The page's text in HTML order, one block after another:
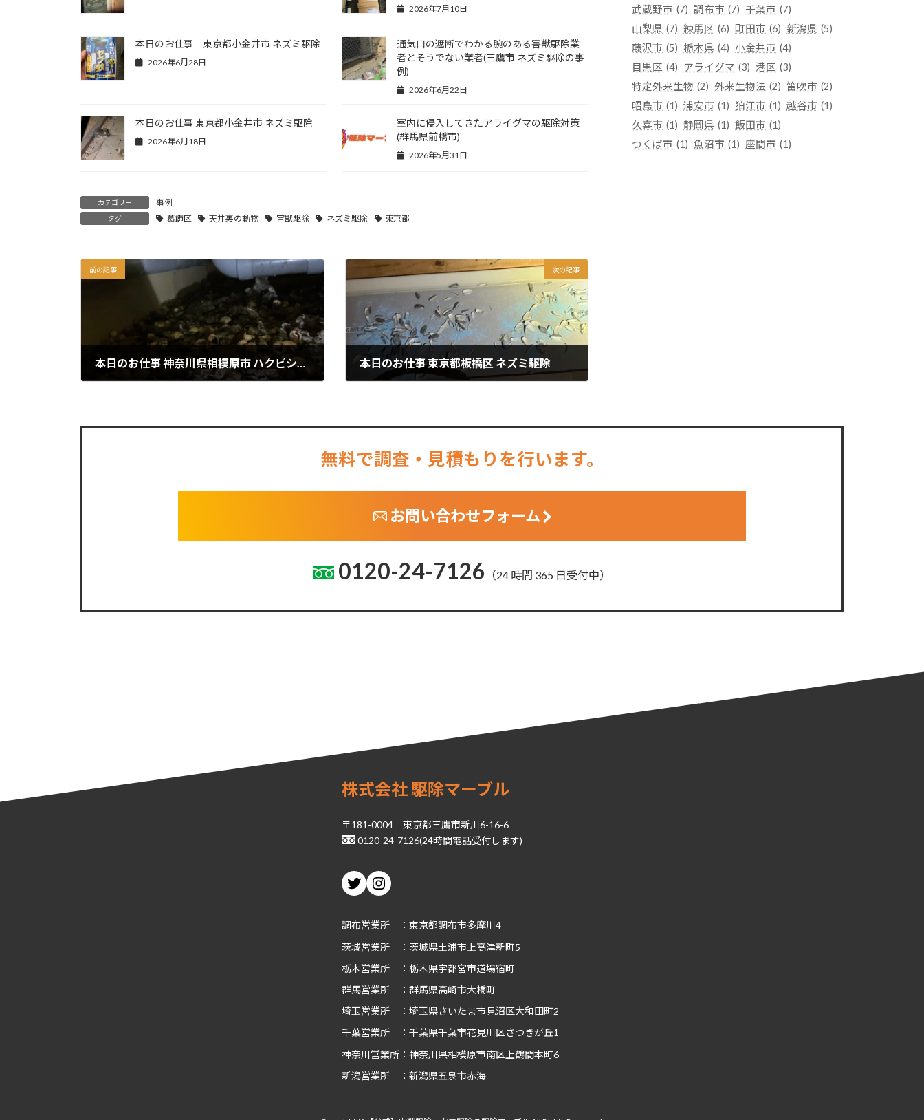
2026年7月10日
本日のお仕事 東京都小金井市 ネズミ駆除
2026年6月28日
通気口の遮断でわかる腕のある害獣駆除業
者とそうでない業者(三鷹市 ネズミ駆除の事
例)
2026年6月22日
本日のお仕事 東京都小金井市 ネズミ駆除
2026年6月18日
室内に侵入してきたアライグマの駆除対策
(群馬県前橋市)
2026年5月31日
カテゴリー 事例
タグ 葛飾区 天井裏の動物 害獣駆除 ネズミ駆除 東京都
前の記事
本日のお仕事 神奈川県相模原市 ハクビシン駆除
次の記事
本日のお仕事 東京都板橋区 ネズミ駆除
武蔵野市 (7) 調布市 (7) 千葉市 (7)
山梨県 (7) 練馬区 (6) 町田市 (6) 新潟県 (5)
藤沢市 (5) 栃木県 (4) 小金井市 (4)
目黒区 (4) アライグマ (3) 港区 (3)
特定外来生物 (2) 外来生物法 (2) 笛吹市 (2)
昭島市 (1) 浦安市 (1) 狛江市 (1) 越谷市 (1)
久喜市 (1) 静岡県 (1) 飯田市 (1)
つくば市 (1) 魚沼市 (1) 座間市 (1)
無料で調査・見積もりを行います。
お問い合わせフォーム
0120-24-7126 （24 時間 365 日受付中）
株式会社 駆除マーブル
〒181-0004 東京都三鷹市新川6-16-6
0120-24-7126(24時間電話受付します)
TwitterInstagram
調布営業所 ：東京都調布市多摩川4
茨城営業所 ：茨城県土浦市上高津新町5
栃木営業所 ：栃木県宇都宮市道場宿町
群馬営業所 ：群馬県高崎市大橋町
埼玉営業所 ：埼玉県さいたま市見沼区大和田町2
千葉営業所 ：千葉県千葉市花見川区さつきが丘1
神奈川営業所：神奈川県相模原市南区上鶴間本町6
新潟営業所 ：新潟県五泉市赤海